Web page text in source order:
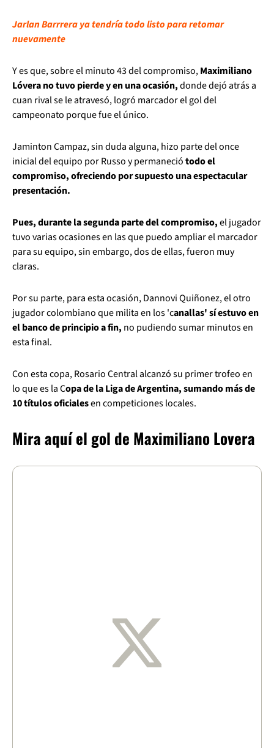
Jarlan Barrrera ya tendría todo listo para retomar
nuevamente
Y es que, sobre el minuto 43 del compromiso,Maximiliano
Lóvera no tuvo pierde y en una ocasión,donde dejó atrás a
cuan rival se le atravesó, logró marcador el gol del
campeonato porque fue el único.
Jaminton Campaz, sin duda alguna, hizo parte del once
inicial del equipo por Russo y permaneciótodo el
compromiso, ofreciendo por supuesto una espectacular
presentación.
Pues, durante la segunda parte del compromiso,el jugador
tuvo varias ocasiones en las que puedo ampliar el marcador
para su equipo, sin embargo, dos de ellas, fueron muy
claras.
Por su parte, para esta ocasión, Dannovi Quiñonez, el otro
jugador colombiano que milita en los 'canallas' sí estuvo en
el banco de principio a fin, no pudiendo sumar minutos en
esta final.
Con esta copa, Rosario Central alcanzó su primer trofeo en
lo que es la Copa de la Liga de Argentina, sumando más de
10 títulos oficialesen competiciones locales.
Mira aquí el gol de Maximiliano Lovera